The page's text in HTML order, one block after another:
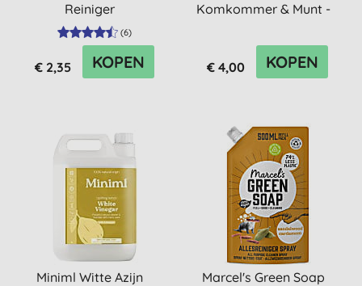
Reiniger
(6)
€ 2,35 KOPEN
Komkommer & Munt -
€ 4,00 KOPEN
Miniml Witte Azijn
Marcel's Green Soap